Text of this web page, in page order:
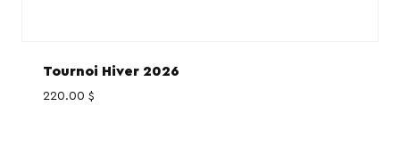
Tournoi Hiver 2026
220.00 $